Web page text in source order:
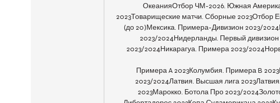
ОкеанияОтбор ЧМ-2026. Южная
2023Товарищеские матчи. Сборные 2023Отбор
(до 20)Мексика. Примера-Дивизион 2023/
2023/2024Нидерланды. Первый
2023/2024Никарагуа. Примера 2023/
Примера A 2023Колумбия. Примера B
2023/2024Латвия. Высшая лига
2023Марокко. Ботола Про 2023/